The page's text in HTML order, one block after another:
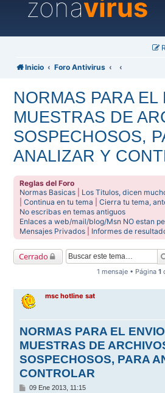
zonavirus
Inicio Foro Antivirus
NORMAS PARA EL
MUESTRAS DE
SOSPECHOSOS,
ANALIZAR Y
Reglas del Foro
Normas Basicas
Los Titulos, dicen
|Continua en tu tema |Cierra tu tema,
No escribas en temas antiguos
Enlaces a web/mail/blog/Msn NO estan
Mensajes Privados
Informes de
Cerrado
1 mensaje • Página 1
msc hotline sat
NORMAS PARA EL
MUESTRAS DE
SOSPECHOSOS, PARA
CONTROLAR
M
09 Ene 2013, 11:15